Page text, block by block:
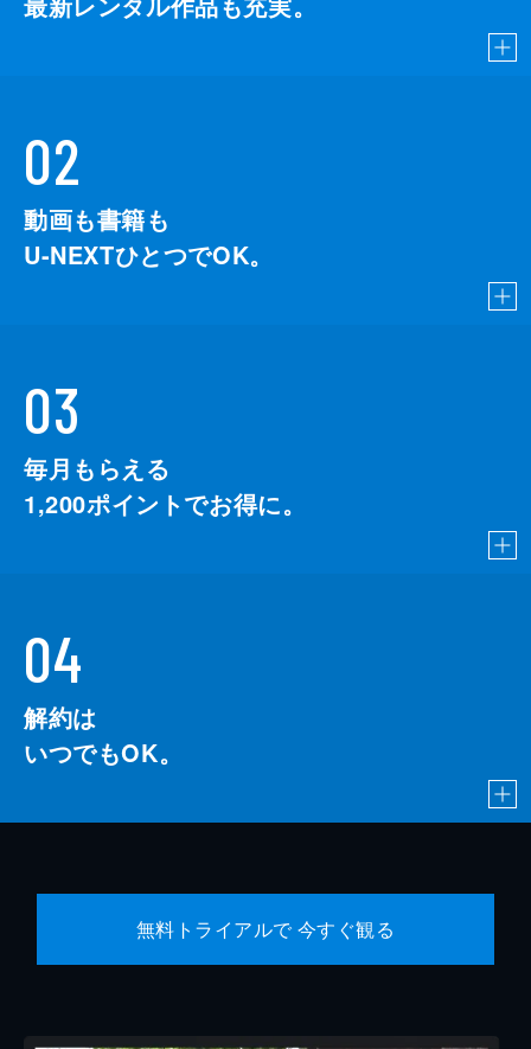
02
動画も書籍も
U-NEXTひとつでOK。
03
毎月もらえる
1,200ポイントでお得に。
04
解約は
いつでもOK。
無料トライアルで 今すぐ観る